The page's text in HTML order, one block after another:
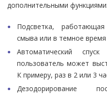
дополнительными функциями:
Подсветка,
смыва или в темное время
Автоматический
пользователь может
К примеру, раз в 2 или 3
Дезодорирование